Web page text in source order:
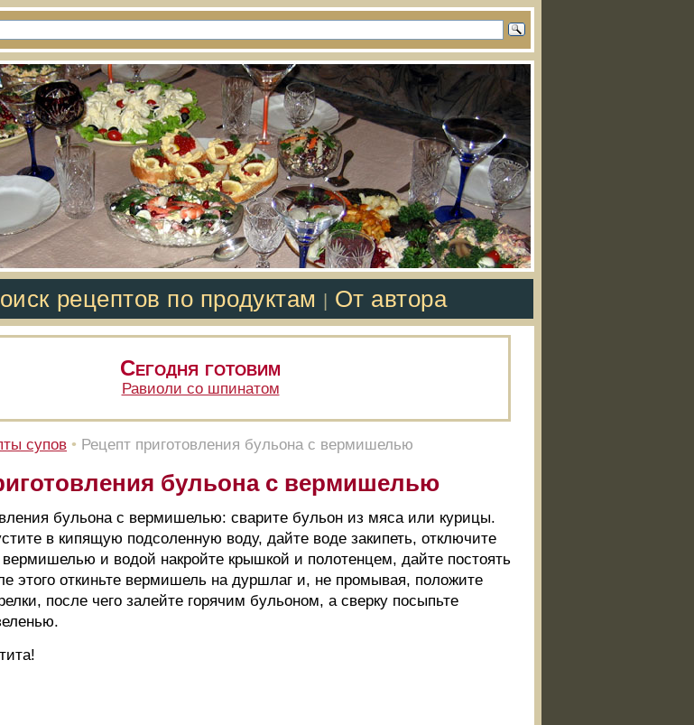
рецептов по продуктам От автора
Сегодня готовим
Равиоли со шпинатом
супов • Рецепт приготовления бульона с вермишелью
бульона с вермишелью
бульона с вермишелью: сварите бульон из мяса или курицы.
в кипящую подсоленную воду, дайте воде закипеть, отключите
вермишелью и водой накройте крышкой и полотенцем, дайте постоять
этого откиньте вермишель на дуршлаг и, не промывая, положите
после чего залейте горячим бульоном, а сверку посыпьте